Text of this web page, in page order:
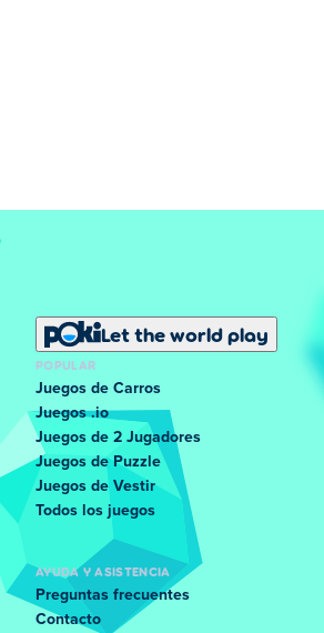
Let the world play
POPULAR
Juegos de Carros
Juegos .io
Juegos de 2 Jugadores
Juegos de Puzzle
Juegos de Vestir
Todos los juegos
AYUDA Y ASISTENCIA
Preguntas frecuentes
Contacto